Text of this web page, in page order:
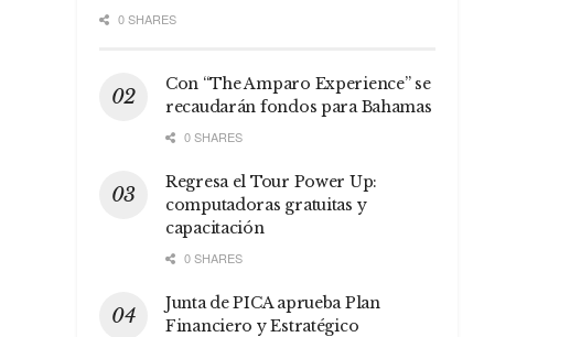
0 SHARES
Con “The Amparo Experience” se
recaudarán fondos para Bahamas
0 SHARES
Regresa el Tour Power Up:
computadoras gratuitas y
capacitación
0 SHARES
Junta de PICA aprueba Plan
Financiero y Estratégico